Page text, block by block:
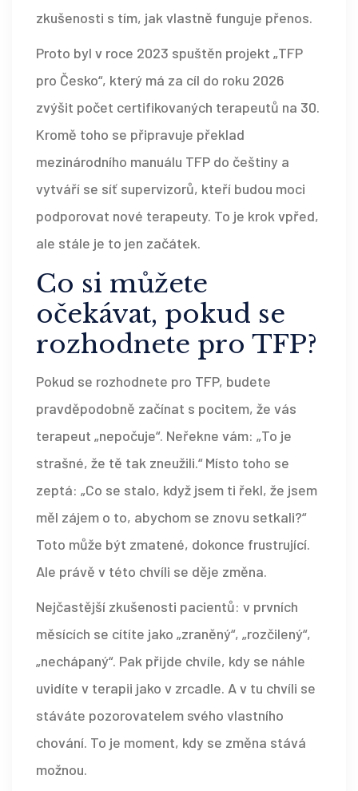
zkušenosti s tím, jak vlastně funguje přenos.
Proto byl v roce 2023 spuštěn projekt „TFP
pro Česko“, který má za cíl do roku 2026
zvýšit počet certifikovaných terapeutů na 30.
Kromě toho se připravuje překlad
mezinárodního manuálu TFP do češtiny a
vytváří se síť supervizorů, kteří budou moci
podporovat nové terapeuty. To je krok vpřed,
ale stále je to jen začátek.
Co si můžete
očekávat, pokud se
rozhodnete pro TFP?
Pokud se rozhodnete pro TFP, budete
pravděpodobně začínat s pocitem, že vás
terapeut „nepočuje“. Neřekne vám: „To je
strašné, že tě tak zneužili.“ Místo toho se
zeptá: „Co se stalo, když jsem ti řekl, že jsem
měl zájem o to, abychom se znovu setkali?“
Toto může být zmatené, dokonce frustrující.
Ale právě v této chvíli se děje změna.
Nejčastější zkušenosti pacientů: v prvních
měsících se cítíte jako „zraněný“, „rozčilený“,
„nechápaný“. Pak přijde chvíle, kdy se náhle
uvidíte v terapii jako v zrcadle. A v tu chvíli se
stáváte pozorovatelem svého vlastního
chování. To je moment, kdy se změna stává
možnou.